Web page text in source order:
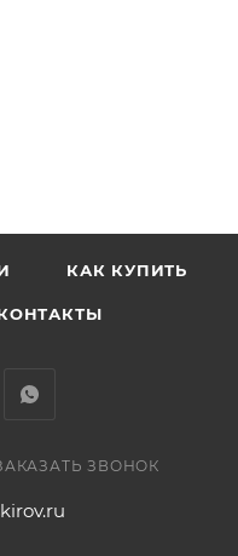
КАК КУПИТЬ
ЗВОНОК